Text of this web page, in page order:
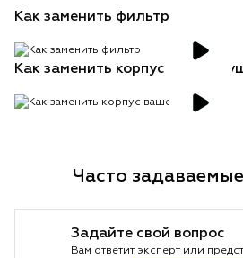
Как заменить фильтр
Как заменить корпус вашей
Часто
Задайте свой вопрос
Вам ответит эксперт или